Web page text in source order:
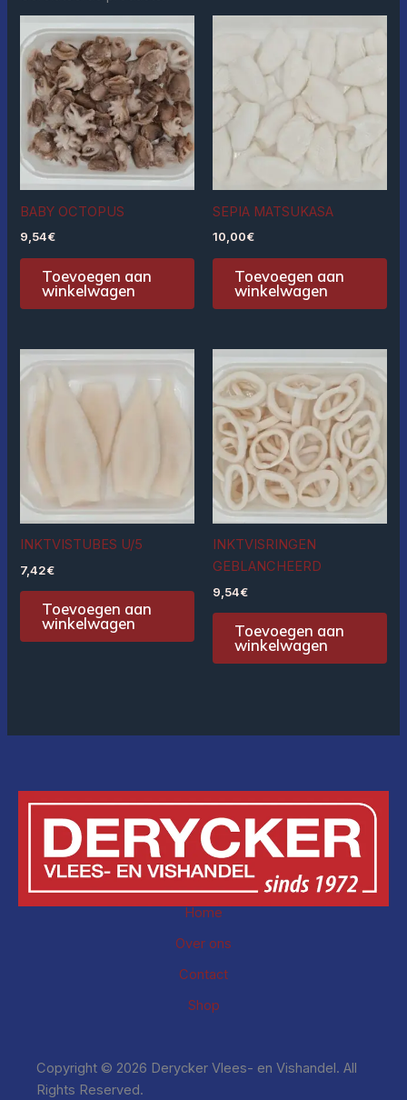
BABY OCTOPUS
9,54€
Toevoegen aan
winkelwagen
SEPIA MATSUKASA
10,00€
Toevoegen aan
winkelwagen
INKTVISTUBES U/5
7,42€
Toevoegen aan
winkelwagen
INKTVISRINGEN
GEBLANCHEERD
9,54€
Toevoegen aan
winkelwagen
Home
Over ons
Contact
Shop
Copyright © 2026 Derycker Vlees- en Vishandel. All
Rights Reserved.